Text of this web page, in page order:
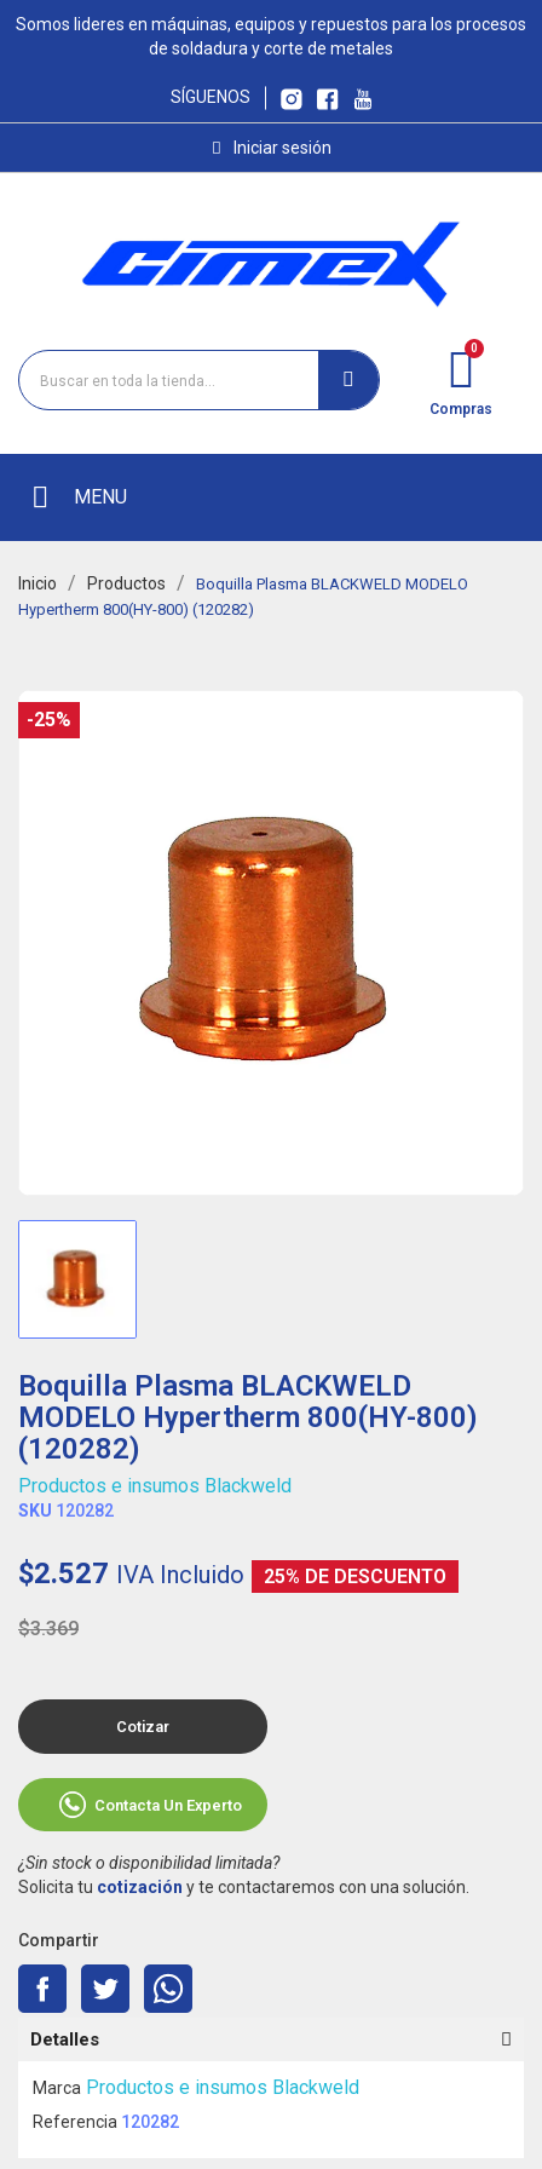
Somos lideres en máquinas, equipos y repuestos para los procesos
de soldadura y corte de metales
SÍGUENOS
Iniciar sesión
Compras
MENU
Inicio Productos
Boquilla Plasma BLACKWELD MODELO
Hypertherm 800(HY-800) (120282)
-25%
Boquilla Plasma BLACKWELD
MODELO Hypertherm 800(HY-800)
(120282)
Productos e insumos Blackweld
SKU 120282
$2.527 IVA Incluido 25% DE DESCUENTO
$3.369
Cotizar
Contacta Un Experto
¿Sin stock o disponibilidad limitada?
Solicita tu cotización y te contactaremos con una solución.
Compartir
Detalles
Marca Productos e insumos Blackweld
Referencia 120282